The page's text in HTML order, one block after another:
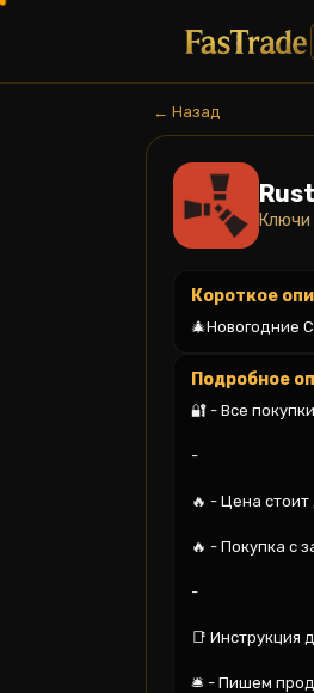
← Назад
Rust
Ключи
Короткое
🎄Новогодние
Подробное
🔐 - Все
-
🔥 - Цена
🔥 - Покупка с
-
📑 Инструкция
🛎️ - Пишем